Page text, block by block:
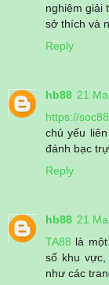
nghiệm giải
sở thích và
Reply
hb88 21
https://
chủ yếu
đánh bạc
Reply
hb88 21
TA88 là
số khu
như các